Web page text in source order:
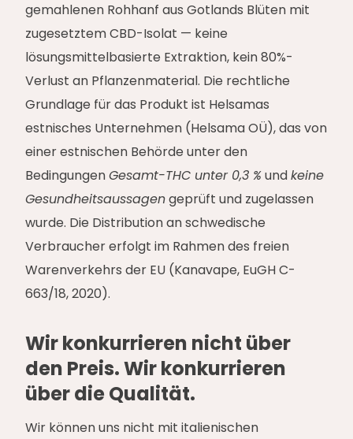
gemahlenen Rohhanf aus Gotlands Blüten mit
zugesetztem CBD-Isolat — keine
lösungsmittelbasierte Extraktion, kein 80%-
Verlust an Pflanzenmaterial. Die rechtliche
Grundlage für das Produkt ist Helsamas
estnisches Unternehmen (Helsama OÜ), das von
einer estnischen Behörde unter den
BedingungenGesamt-THC unter 0,3 %undkeine
Gesundheitsaussagengeprüft und zugelassen
wurde. Die Distribution an schwedische
Verbraucher erfolgt im Rahmen des freien
Warenverkehrs der EU (Kanavape, EuGH C-
663/18, 2020).
Wir konkurrieren nicht über
den Preis. Wir konkurrieren
über die Qualität.
Wir können uns nicht mit italienischen